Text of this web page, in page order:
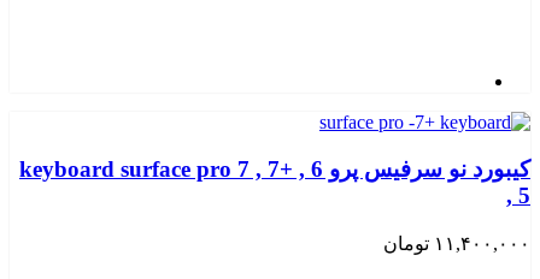
کیبورد نو سرفیس پرو keyboard surface pro 7 , 7+ , 6
, 5
۱۱,۴۰۰,۰۰۰ تومان